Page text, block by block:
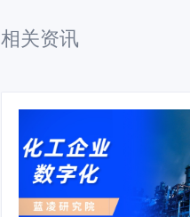
相关资讯